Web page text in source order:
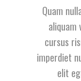
Quam
aliquam
cursus
imperdiet
elit